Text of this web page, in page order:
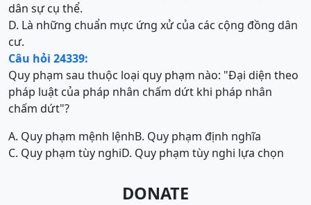
dân sự cụ thể.
D. Là những chuẩn mực ứng xử của các cộng đồng dân
cư.
Câu hỏi 24339:
Quy phạm sau thuộc loại quy phạm nào: "Đại diện theo
pháp luật của pháp nhân chấm dứt khi pháp nhân
chấm dứt"?
A. Quy phạm mệnh lệnhB. Quy phạm định nghĩa
C. Quy phạm tùy nghiD. Quy phạm tùy nghi lựa chọn
DONATE